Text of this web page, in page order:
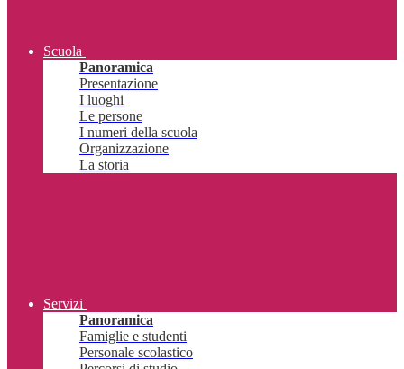
Scuola
Panoramica
Presentazione
I luoghi
Le persone
I numeri della scuola
Organizzazione
La storia
Servizi
Panoramica
Famiglie e studenti
Personale scolastico